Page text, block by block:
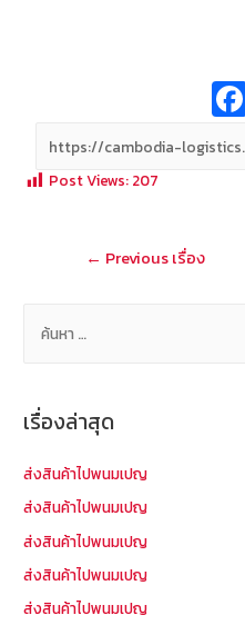
Post Views: 207
แนะแนว
← Previous เรื่อง
ห
รั
เรื่องล่าสุด
ส่งสินค้าไปพนมเปญ
ส่งสินค้าไปพนมเปญ
ส่งสินค้าไปพนมเปญ
ส่งสินค้าไปพนมเปญ
ส่งสินค้าไปพนมเปญ